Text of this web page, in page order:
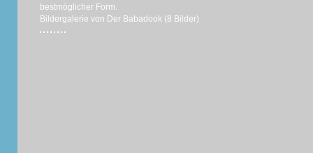
bestmöglicher Form.
Bildergalerie von Der Babadook (8 Bilder)